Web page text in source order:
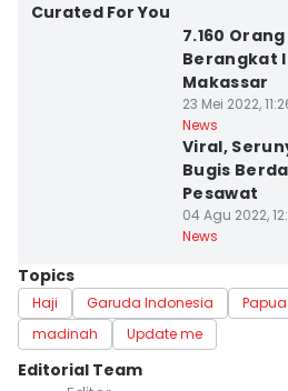
Curated For You
7.160
Berangkat
Makassar
23 Mei 2022,
News
Viral,
Bugis
Pesawat
04 Agu 2022,
News
Topics
Haji Garuda Indonesia Papua
madinah
Update me
Editorial Team